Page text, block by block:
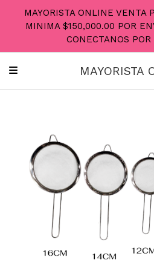
MAYORISTA ONLINE VENTA
MINIMA $150,000.00 POR
CONECTANOS
MAYORISTA